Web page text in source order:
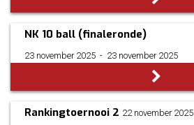
NK 10 ball (finaleronde)
23 november 2025 ­ - ­ 23 november 2025
Rankingtoernooi 2 22 november 2025